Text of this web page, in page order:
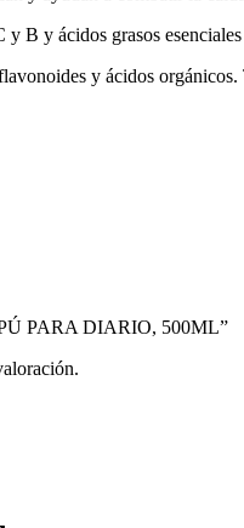
B y ácidos grasos
y ácidos
PARA DIARIO, 500ML”